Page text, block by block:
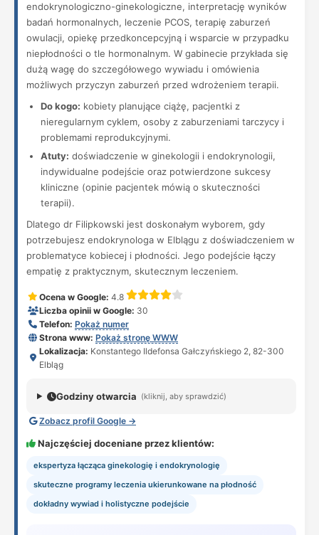
endokrynologiczno-ginekologiczne, interpretację wyników
badań hormonalnych, leczenie PCOS, terapię zaburzeń
owulacji, opiekę przedkoncepcyjną i wsparcie w przypadku
niepłodności o tle hormonalnym. W gabinecie przykłada się
dużą wagę do szczegółowego wywiadu i omówienia
możliwych przyczyn zaburzeń przed wdrożeniem terapii.
Do kogo: kobiety planujące ciążę, pacjentki z
nieregularnym cyklem, osoby z zaburzeniami tarczycy i
problemami reprodukcyjnymi.
Atuty: doświadczenie w ginekologii i endokrynologii,
indywidualne podejście oraz potwierdzone sukcesy
kliniczne (opinie pacjentek mówią o skuteczności
terapii).
Dlatego dr Filipkowski jest doskonałym wyborem, gdy
potrzebujesz endokrynologa w Elblągu z doświadczeniem w
problematyce kobiecej i płodności. Jego podejście łączy
empatię z praktycznym, skutecznym leczeniem.
Ocena w Google: 4.8
Liczba opinii w Google: 30
Telefon: Pokaż numer
Strona www: Pokaż stronę WWW
Lokalizacja: Konstantego Ildefonsa Gałczyńskiego 2, 82-300
Elbląg
Godziny otwarcia (kliknij, aby sprawdzić)
Zobacz profil Google →
Najczęściej doceniane przez klientów:
ekspertyza łącząca ginekologię i endokrynologię
skuteczne programy leczenia ukierunkowane na płodność
dokładny wywiad i holistyczne podejście